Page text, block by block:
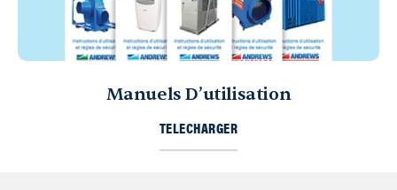
Manuels D’utilisation
TELECHARGER